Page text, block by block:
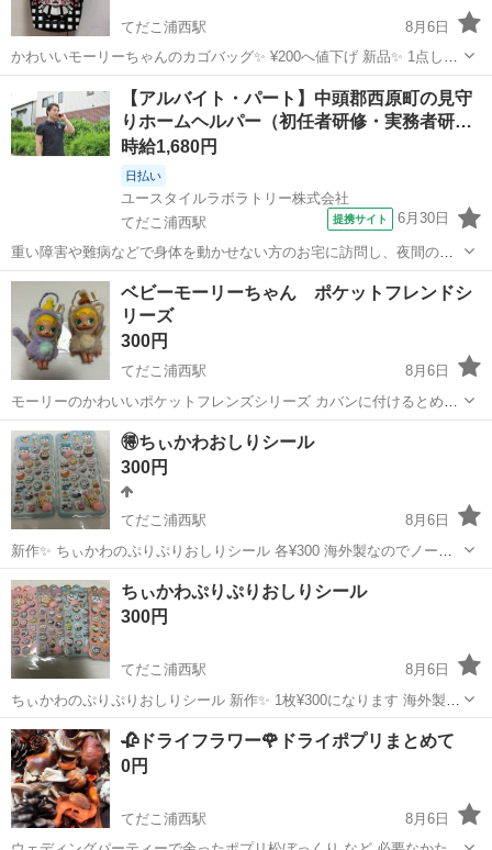
てだこ浦西駅
8月6日
かわいいモーリーちゃんのカゴバッグ✨ ¥200へ値下げ 新品✨ 1点しか
ないので、早い者勝ちです！ 海外製なのでノークレーム、ノーリター
ンでお願いします！
てだこ浦西駅 その他 カゴ
【アルバイト・パート】中頭郡西原町の見守
りホームヘルパー（初任者研修・実務者研…
時給1,680円
日払い
ユースタイルラボラトリー株式会社
てだこ浦西駅
提携サイト 6月30日
重い障害や難病などで身体を動かせない方のお宅に訪問し、夜間の見
守りケアを行うお仕事です。もちろん直行直帰OK。 【サービス】 訪
問介護（夜勤） 【仕事内容】 主なお仕事は高齢者・障がいのある方の
就寝時の見守りがメインのお...
沖縄 中頭郡 てだこ浦西駅
ベビーモーリーちゃん ポケットフレンドシ
リーズ
300円
てだこ浦西駅
8月6日
モーリーのかわいいポケットフレンズシリーズ カバンに付けるとめち
ゃくちゃかわいい😍です！ 各1点しかないです！ 欲しい方はお早めに
海外製なのでノークレーム、ノーリターンでお願いします！
沖縄 沖縄市 てだこ浦西駅 その他
🉐ちぃかわおしりシール
300円
てだこ浦西駅
8月6日
新作✨ ちぃかわのぷりぷりおしりシール 各¥300 海外製なのでノーク
レーム、ノーリターンでお願いします！
沖縄 沖縄市 てだこ浦西駅 ラッピング用品
ちぃかわぷりぷりおしりシール
300円
てだこ浦西駅
8月6日
ちぃかわのぷりぷりおしりシール 新作✨ 1枚¥300になります 海外製な
のでノークレーム、ノーリターンでお願いします！
沖縄 沖縄市 てだこ浦西駅 ラッピング用品 海外
🥀ドライフラワー🌹ドライポプリまとめて
0円
てだこ浦西駅
8月6日